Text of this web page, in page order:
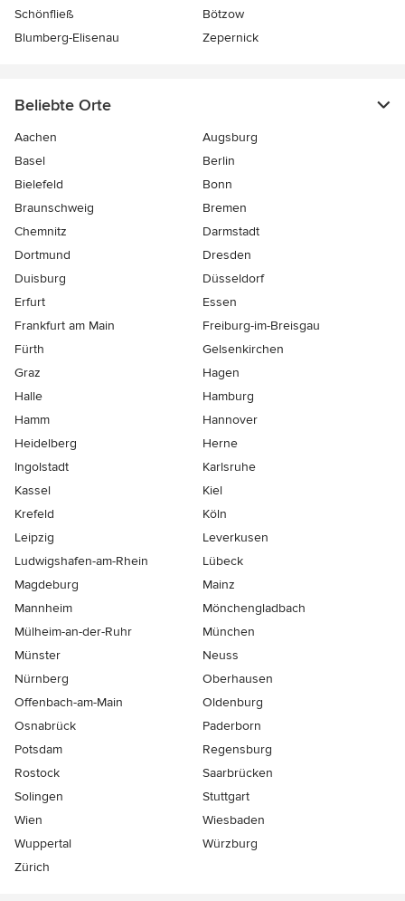
Schönfließ
Bötzow
Blumberg-Elisenau
Zepernick
Beliebte Orte
Aachen
Augsburg
Basel
Berlin
Bielefeld
Bonn
Braunschweig
Bremen
Chemnitz
Darmstadt
Dortmund
Dresden
Duisburg
Düsseldorf
Erfurt
Essen
Frankfurt am Main
Freiburg-im-Breisgau
Fürth
Gelsenkirchen
Graz
Hagen
Halle
Hamburg
Hamm
Hannover
Heidelberg
Herne
Ingolstadt
Karlsruhe
Kassel
Kiel
Krefeld
Köln
Leipzig
Leverkusen
Ludwigshafen-am-Rhein
Lübeck
Magdeburg
Mainz
Mannheim
Mönchen­gladbach
Mülheim-an-der-Ruhr
München
Münster
Neuss
Nürnberg
Oberhausen
Offenbach-am-Main
Oldenburg
Osnabrück
Paderborn
Potsdam
Regensburg
Rostock
Saarbrücken
Solingen
Stuttgart
Wien
Wiesbaden
Wuppertal
Würzburg
Zürich